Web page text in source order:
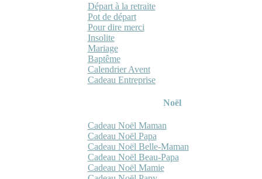
Départ à la retraite
Pot de départ
Pour dire merci
Insolite
Mariage
Baptême
Calendrier Avent
Cadeau Entreprise
Noël
Cadeau Noël Maman
Cadeau Noël Papa
Cadeau Noël Belle-Maman
Cadeau Noël Beau-Papa
Cadeau Noël Mamie